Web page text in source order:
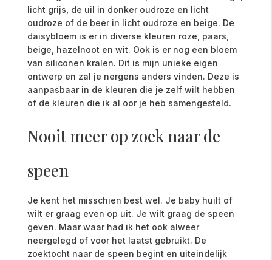
licht grijs, de uil in donker oudroze en licht
oudroze of de beer in licht oudroze en beige. De
daisybloem is er in diverse kleuren roze, paars,
beige, hazelnoot en wit. Ook is er nog een bloem
van siliconen kralen. Dit is mijn unieke eigen
ontwerp en zal je nergens anders vinden. Deze is
aanpasbaar in de kleuren die je zelf wilt hebben
of de kleuren die ik al oor je heb samengesteld.
Nooit meer op zoek naar de
speen
Je kent het misschien best wel. Je baby huilt of
wilt er graag even op uit. Je wilt graag de speen
geven. Maar waar had ik het ook alweer
neergelegd of voor het laatst gebruikt. De
zoektocht naar de speen begint en uiteindelijk